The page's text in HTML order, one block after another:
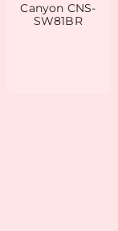
Canyon CNS-
SW81BR